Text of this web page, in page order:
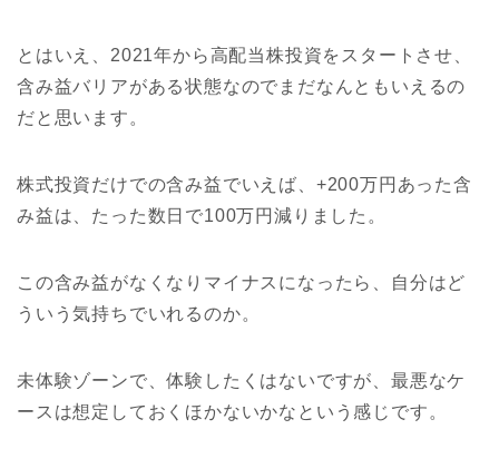
とはいえ、2021年から高配当株投資をスタートさせ、
含み益バリアがある状態なのでまだなんともいえるの
だと思います。
株式投資だけでの含み益でいえば、+200万円あった含
み益は、たった数日で100万円減りました。
この含み益がなくなりマイナスになったら、自分はど
ういう気持ちでいれるのか。
未体験ゾーンで、体験したくはないですが、最悪なケ
ースは想定しておくほかないかなという感じです。